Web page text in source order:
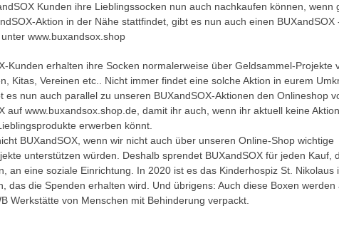
Kunden ihre Lieblingssocken nun auch nachkaufen können, wenn
Aktion in der Nähe stattfindet, gibt es nun auch einen BUXandSOX
www.buxandsox.shop
Kunden erhalten ihre Socken normalerweise über Geldsammel-Projekte
Kitas, Vereinen etc.. Nicht immer findet eine solche Aktion in eurem
es nun auch parallel zu unseren BUXandSOX-Aktionen den Onlineshop
auf www.buxandsox.shop.de , damit ihr auch, wenn ihr aktuell keine
erwerben könnt.
BUXandSOX, wenn wir nicht auch über unseren Online-Shop wichtige
unterstützen würden. Deshalb sprendet BUXandSOX für jeden Kauf,
an eine soziale Einrichtung. In 2020 ist es das Kinderhospiz St. Nikolaus
, das die Spenden erhalten wird. Und übrigens: Auch diese Boxen werden
Werkstätte von Menschen mit Behinderung verpackt.